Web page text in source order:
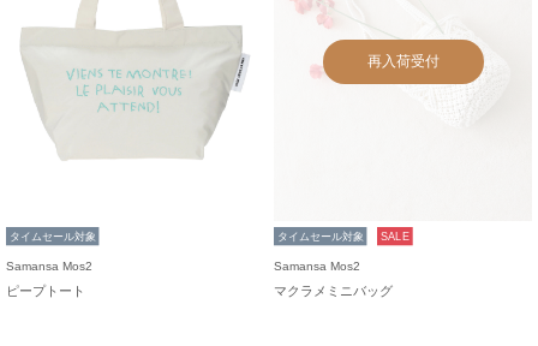
タイムセール対象
Samansa Mos2
ピープトート
再入荷受付
タイムセール対象 SALE
Samansa Mos2
マクラメミニバッグ